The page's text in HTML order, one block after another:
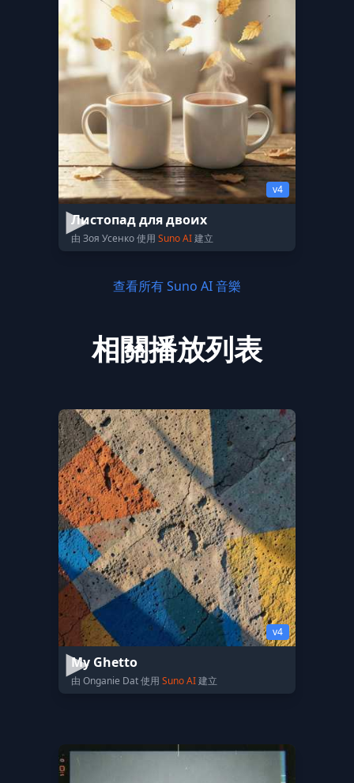
v4
Листопад для двоих
由 Зоя Усенко 使用 Suno AI建立
查看所有 Suno AI 音樂
相關播放列表
v4
My Ghetto
由 Onganie Dat 使用 Suno AI建立